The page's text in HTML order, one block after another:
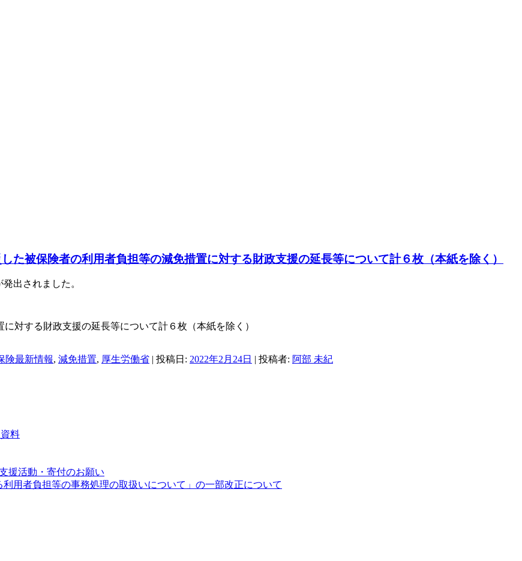
た被保険者の利用者負担等の減免措置に対する財政支援の延長等について計６枚（本紙を除く）
発出されました。
対する財政支援の延長等について計６枚（本紙を除く）
険最新情報, 減免措置, 厚生労働省 | 投稿日: 2022年2月24日 | 投稿者: 阿部 未紀
料
援活動・寄付のお願い
用者負担等の事務処理の取扱いについて」の一部改正について